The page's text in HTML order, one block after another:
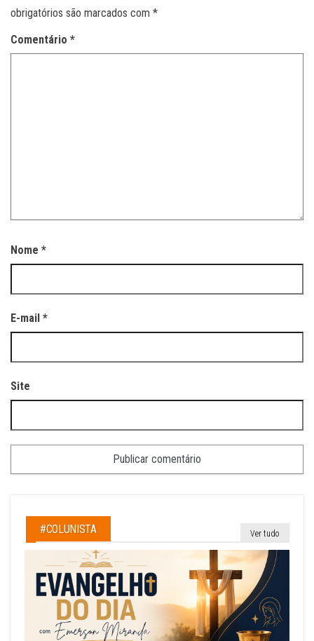
obrigatórios são marcados com *
Comentário *
Nome *
E-mail *
Site
#COLUNISTA Ver tudo